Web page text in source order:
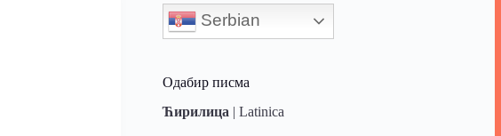
Serbian
Одабир писма
Ћирилица |Latinica